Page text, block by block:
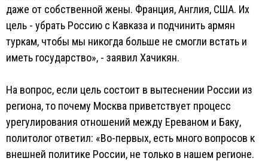
даже от собственной жены. Франция, Англия, США. Их
цель - убрать Россию с Кавказа и подчинить армян
туркам, чтобы мы никогда больше не смогли встать и
иметь государство», - заявил Хачикян.
На вопрос, если цель состоит в вытеснении России из
региона, то почему Москва приветствует процесс
урегулирования отношений между Ереваном и Баку,
политолог ответил: «Во-первых, есть много вопросов к
внешней политике России, не только в нашем регионе.